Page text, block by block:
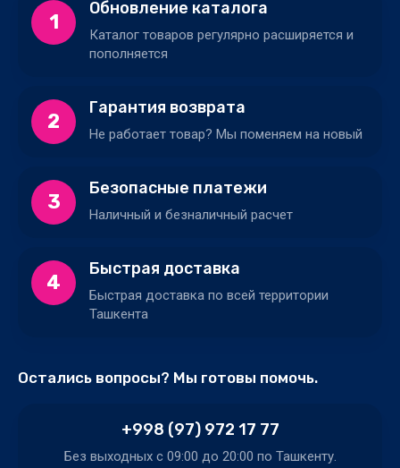
1
Обновление каталога
Каталог товаров регулярно расширяется и
пополняется
2
Гарантия возврата
Не работает товар? Мы поменяем на новый
3
Безопасные платежи
Наличный и безналичный расчет
4
Быстрая доставка
Быстрая доставка по всей территории
Ташкента
Остались вопросы? Мы готовы помочь.
+998 (97) 972 17 77
Без выходных c 09:00 до 20:00 по Ташкенту.